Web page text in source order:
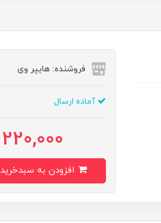
فروشنده: هایپر وی
آماده ارسال
220,000